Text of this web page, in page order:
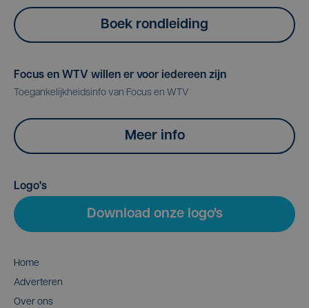
Boek rondleiding
Focus en WTV willen er voor iedereen zijn
Toegankelijkheidsinfo van Focus en WTV
Meer info
Logo's
Download onze logo's
Home
Adverteren
Over ons